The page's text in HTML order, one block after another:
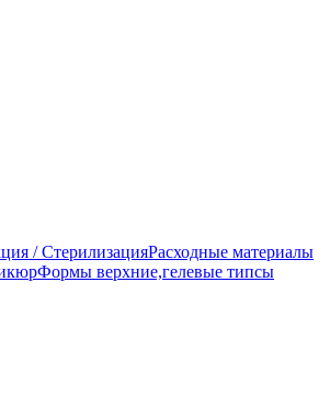
/ СтерилизацияРасходные материалы
Формы верхние,гелевые типсы